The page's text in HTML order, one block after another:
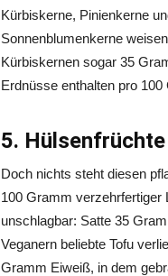
Kürbiskerne, Pinienkerne
Sonnenblumenkerne
Kürbiskernen sogar 35
Erdnüsse enthalten pro
5.
Doch nichts steht diesen
100 Gramm verzehrfertiger
unschlagbar: Satte 35
Veganern beliebte Tofu
Gramm Eiweiß, in dem